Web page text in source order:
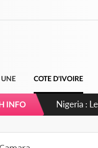
COTE D'IVOIRE
INFO Côte